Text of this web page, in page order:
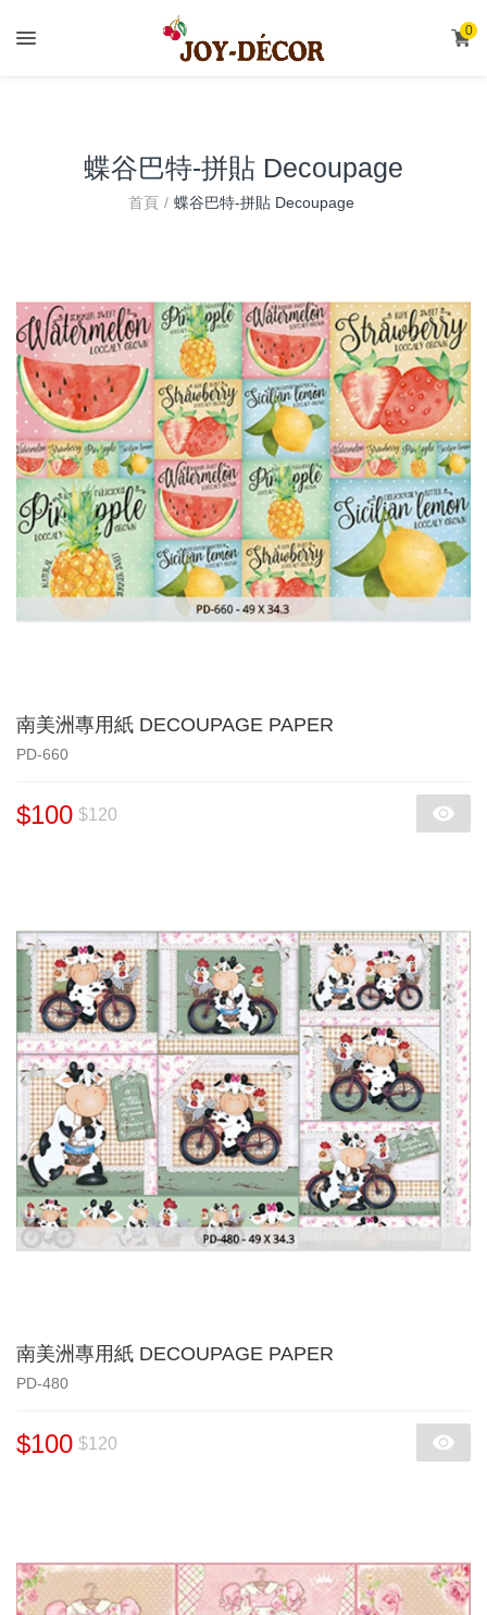
0
蝶谷巴特-拼貼 Decoupage
首頁 蝶谷巴特-拼貼 Decoupage
南美洲專用紙 DECOUPAGE PAPER
PD-660
$100 $120
南美洲專用紙 DECOUPAGE PAPER
PD-480
$100 $120